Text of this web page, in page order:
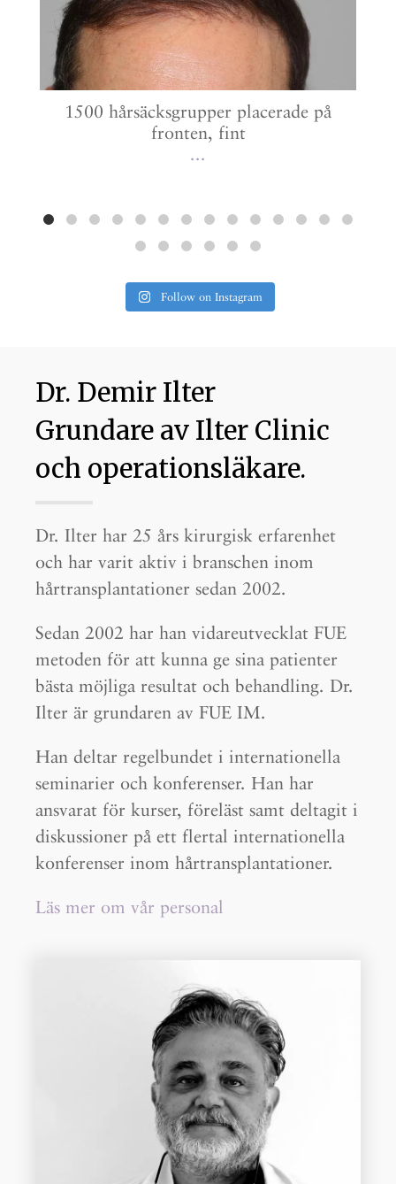
1500 hårsäcksgrupper placerade på
fronten, fint
...
Follow on Instagram
Dr. Demir Ilter
Grundare av Ilter Clinic
och operationsläkare.
Dr. Ilter har 25 års kirurgisk erfarenhet
och har varit aktiv i branschen inom
hårtransplantationer sedan 2002.
Sedan 2002 har han vidareutvecklat FUE
metoden för att kunna ge sina patienter
bästa möjliga resultat och behandling. Dr.
Ilter är grundaren av FUE IM.
Han deltar regelbundet i internationella
seminarier och konferenser. Han har
ansvarat för kurser, föreläst samt deltagit i
diskussioner på ett flertal internationella
konferenser inom hårtransplantationer.
Läs mer om vår personal